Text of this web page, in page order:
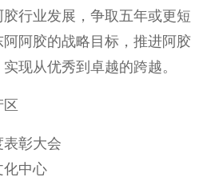
行业发展，争取五年或更短
阿胶的战略目标，推进阿胶
现从优秀到卓越的跨越。
彰大会
化中心